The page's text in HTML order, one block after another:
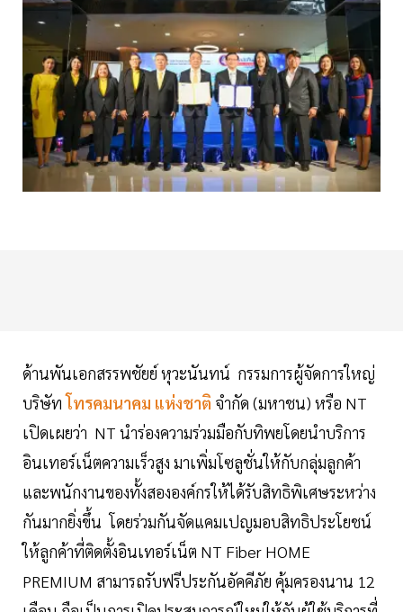
ด้านพันเอกสรรพชัยย์ หุวะนันทน์ กรรมการผู้จัดการใหญ่
บริษัทโทรคมนาคม แห่งชาติ จำกัด (มหาชน) หรือ NT
เปิดเผยว่า NT นำร่องความร่วมมือกับทิพยโดยนำบริการ
อินเทอร์เน็ตความเร็วสูง มาเพิ่มโซลูชั่นให้กับกลุ่มลูกค้า
และพนักงานของทั้งสององค์กรให้ได้รับสิทธิพิเศษระหว่าง
กันมากยิ่งขึ้น โดยร่วมกันจัดแคมเปญมอบสิทธิประโยชน์
ให้ลูกค้าที่ติดตั้งอินเทอร์เน็ต NT Fiber HOME
PREMIUM สามารถรับฟรีประกันอัคคีภัย คุ้มครองนาน 12